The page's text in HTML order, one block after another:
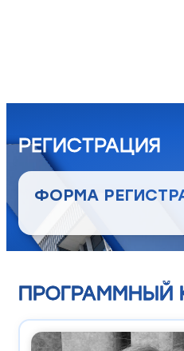
РЕГИСТРАЦИЯ
ФОРМА
ПРОГРАММНЫЙ